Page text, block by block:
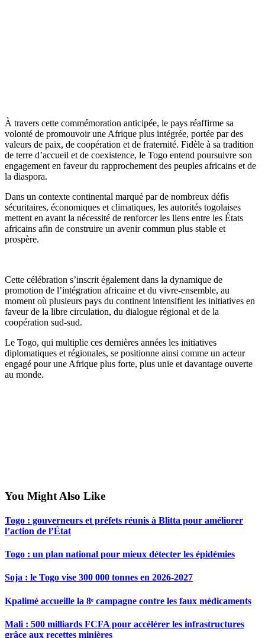
À travers cette commémoration anticipée, le pays réaffirme sa
volonté de promouvoir une Afrique plus intégrée, portée par des
valeurs de paix, de coopération et de fraternité. Fidèle à sa tradition
de terre d’accueil et de coexistence, le Togo entend poursuivre son
engagement en faveur du rapprochement des peuples africains et de
la diaspora.
Dans un contexte continental marqué par de nombreux défis
sécuritaires, économiques et climatiques, les autorités togolaises
mettent en avant la nécessité de renforcer les liens entre les États
africains afin de construire un avenir commun plus stable et
prospère.
Cette célébration s’inscrit également dans la dynamique de
promotion de l’intégration africaine et du vivre-ensemble, au
moment où plusieurs pays du continent intensifient les initiatives en
faveur de la libre circulation, du dialogue régional et de la
coopération sud-sud.
Le Togo, qui multiplie ces dernières années les initiatives
diplomatiques et régionales, se positionne ainsi comme un acteur
engagé pour une Afrique plus forte, plus unie et davantage ouverte
au monde.
You Might Also Like
Togo : gouverneurs et préfets réunis à Blitta pour améliorer
l’action de l’État
Togo : un plan national pour mieux détecter les épidémies
Soja : le Togo vise 300 000 tonnes en 2026-2027
Kpalimé accueille la 8ᵉ campagne contre les faux médicaments
Mali : 500 milliards FCFA pour accélérer les infrastructures
grâce aux recettes minières